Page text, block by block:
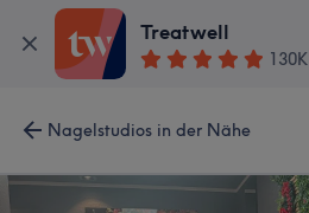
Treatwell
130K
Nagelstudios in der Nähe